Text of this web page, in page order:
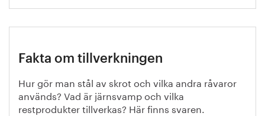
Fakta om tillverkningen
Hur gör man stål av skrot och vilka andra råvaror
används? Vad är järnsvamp och vilka
restprodukter tillverkas? Här finns svaren.